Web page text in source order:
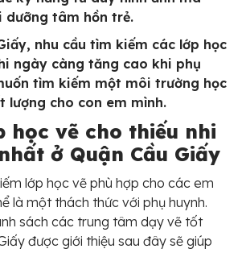
dưỡng tâm hồn trẻ.
nhu cầu tìm kiếm các lớp học
ngày càng tăng cao khi phụ
tìm kiếm một môi trường học
lượng cho con em mình.
học vẽ cho thiếu nhi
ở Quận Cầu Giấy
lớp học vẽ phù hợp cho các em
là một thách thức với phụ huynh.
sách các trung tâm dạy vẽ tốt
được giới thiệu sau đây sẽ giúp